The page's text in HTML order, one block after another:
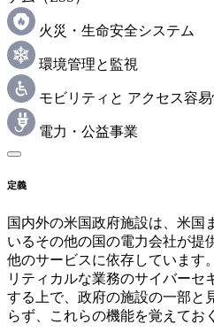
火災・生命安全システム
環境管理と監視
モビリティと アクセス容易
電力・公益事業
定義
国内外の米国政府施設は、米国
いるその他の国の電力会社が提
他のサービスに依存しています
リティカルな業務のサイバーセ
する上で、政府の施設の一部と
らず、これらの機能を覚えてお